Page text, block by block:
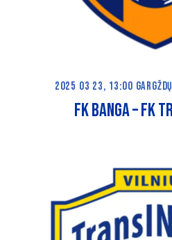
2025 03 23, 13:00
FK BANGA – FK